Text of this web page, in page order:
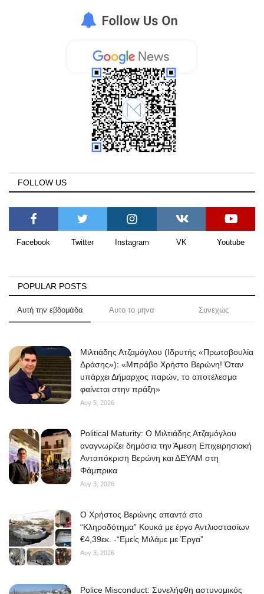
FOLLOW US
Facebook Twitter Instagram VK Youtube
POPULAR POSTS
Αυτή την εβδομάδα Αυτο το μηνα Συνεχώς
Μιλτιάδης Ατζαμόγλου (Ιδρυτής «Πρωτοβουλία
Δράσης»): «Μπράβο Χρήστο Βερώνη! Όταν
υπάρχει Δήμαρχος παρών, το αποτέλεσμα
φαίνεται στην πράξη»
Αυγ 5, 2026
Political Maturity: Ο Μιλτιάδης Ατζαμόγλου
αναγνωρίζει δημόσια την Άμεση Επιχειρησιακή
Ανταπόκριση Βερώνη και ΔΕΥΑΜ στη
Φάμπρικα
Αυγ 3, 2026
O Χρήστος Βερώνης απαντά στο
“Κληροδότημα” Κουκά με έργο Αντλιοστασίων
€4,39εκ. -“Εμείς Μιλάμε με Έργα”
Αυγ 3, 2026
Police Misconduct: Συνελήφθη αστυνομικός